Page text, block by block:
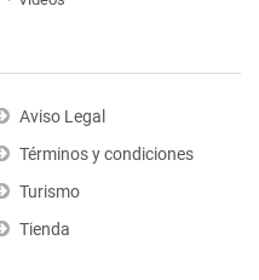
Aviso Legal
Términos y condiciones
Turismo
Tienda